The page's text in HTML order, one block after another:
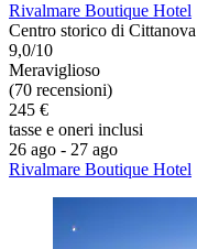
Rivalmare Boutique Hotel
Centro storico di Cittanova
9,0/10
Meraviglioso
(70 recensioni)
245 €
tasse e oneri inclusi
26 ago - 27 ago
Rivalmare Boutique Hotel